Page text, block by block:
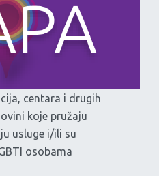
centara i drugih
koje pružaju
usluge i/ili su
osobama